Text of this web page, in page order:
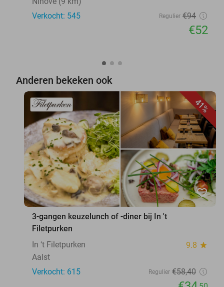
Verkocht: 545
Regulier €94
€52
Anderen bekeken ook
41%
favorite_border
3-gangen keuzelunch of -diner bij In 't
Filetpurken
In ‘t Filetpurken
9.8 star
Aalst
Verkocht: 615
Regulier €58,40